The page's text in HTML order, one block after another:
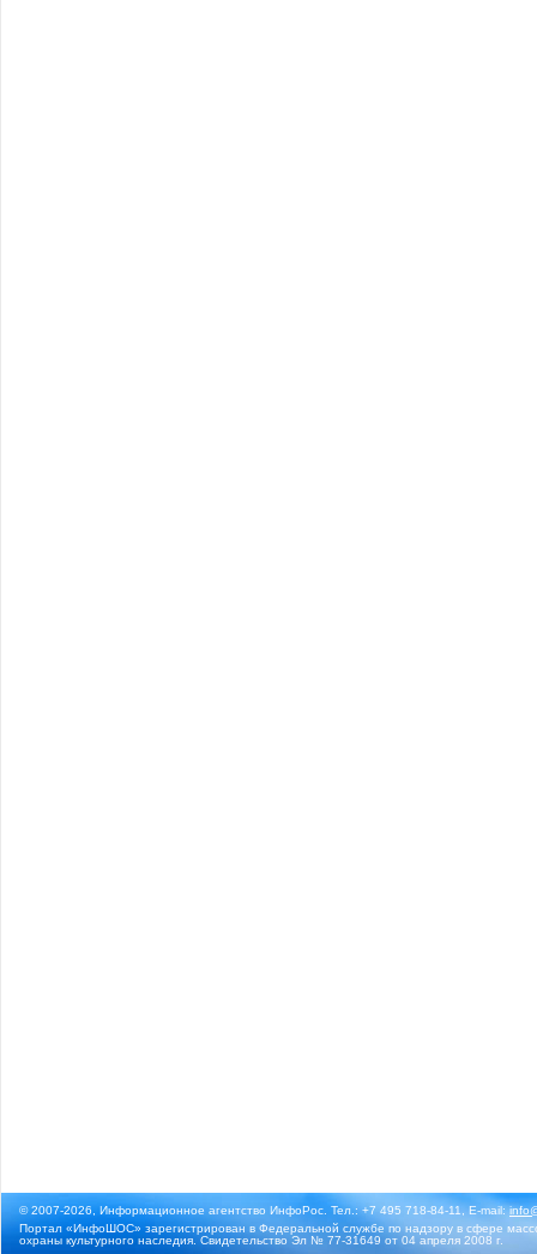
© 2007-2026, Информационное агентство ИнфоРос. Тел.: +7 495 718-84-11, E-mail:
Портал «ИнфоШОС» зарегистрирован в Федеральной службе по надзору в сфере
охраны культурного наследия. Свидетельство Эл № 77-31649 от 04 апреля 2008 г.